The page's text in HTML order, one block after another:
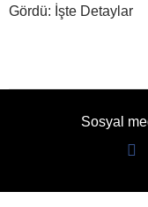
Gördü: İşte Detaylar
Sosyal